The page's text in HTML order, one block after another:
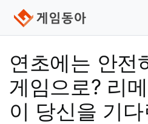
연초에는 안전
게임으로? 리
이 당신을 기